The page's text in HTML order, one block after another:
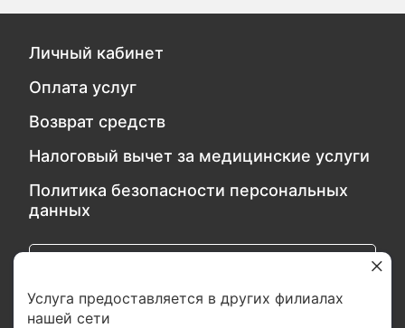
Услуга предоставляется в других филиалах
нашей сети
Личный кабинет
Оплата услуг
Возврат средств
Налоговый вычет за медицинские услуги
Политика безопасности персональных
данных